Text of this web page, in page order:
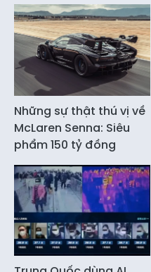
Những sự thật thú vị về
McLaren Senna: Siêu
phẩm 150 tỷ đồng